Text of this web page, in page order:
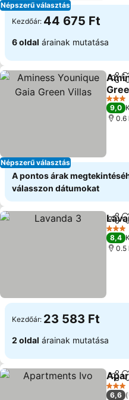
Népszerű választás
Kezdőár: 44 675 Ft
6 oldal árainak mutatása
Népszerű választás
3
9,0
0.6
A pontos árak
válasszon dátumokat
3
8,4
0.5
Kezdőár: 23 583 Ft
2 oldal árainak mutatása
3
6,6